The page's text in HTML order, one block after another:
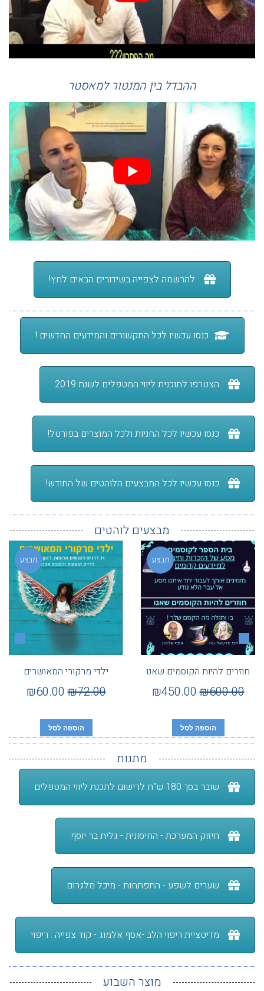
ההבדל בין המנטור למאסטר
להרשמה לצפייה בשידורים הבאים לחץ!
כנסו עכשיו לכל התקשורים והמידעים החדשים !
הצטרפו לתוכנית ליווי המטפלים לשנת 2019
כנסו עכשיו לכל החניות ולכל המוצרים בפורטל!
כנסו עכשיו לכל המבצעים הלוהטים של החודש!
מבצעים לוהטים
מבצע
חוזרים להיות הקוסמים שאנו
₪600.00
₪450.00
הוספה לסל
מבצע
ילדי מרקורי המאושרים
₪72.00
₪60.00
הוספה לסל
מתנות
שובר בסך 180 ש"ח לרישום לתכנת ליווי המטפלים
חיזוק המערכת - החיסונית - גלית בר יוסף
שערים לשפע - התפתחות - מיכל מלגרום
מדיטציית ריפוי הלב -אסף אלמוג - קוד צפייה : ריפוי
מוצר השבוע